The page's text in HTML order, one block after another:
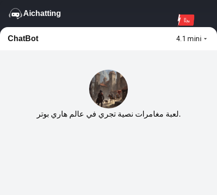
Aichatting
مجانًا
ChatBot 4.1 mini
لعبة مغامرات نصية تجري في عالم هاري بوتر.